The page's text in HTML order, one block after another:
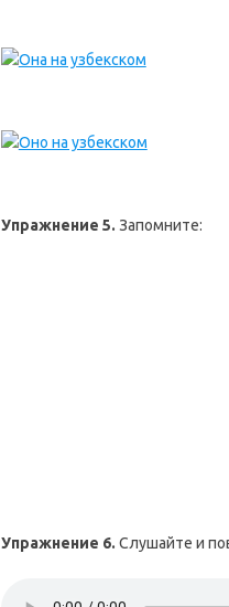
Упражнение 5. Запомните:
Упражнение 6. Слушайте и